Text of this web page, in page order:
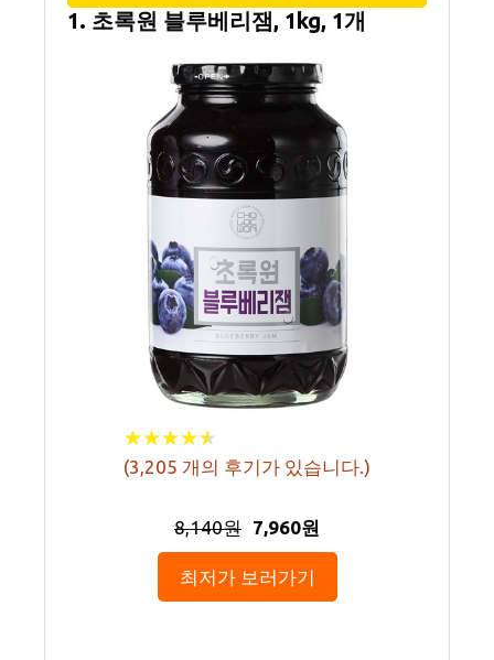
1. 초록원 블루베리잼, 1kg, 1개
★★★★★
★★★★★
(3,205 개의 후기가 있습니다.)
8,140원 7,960원
최저가 보러가기